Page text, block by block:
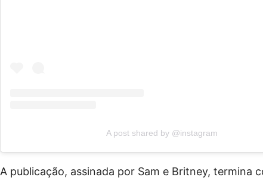
A post shared by @instagram
A publicação, assinada por Sam e Britney, termina